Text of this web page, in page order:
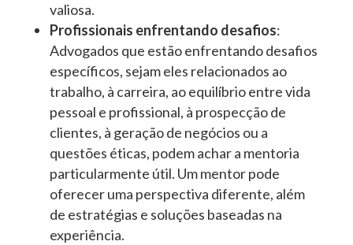
valiosa.
Profissionais enfrentando desafios:
Advogados que estão enfrentando desafios
específicos, sejam eles relacionados ao
trabalho, à carreira, ao equilíbrio entre vida
pessoal e profissional, à prospecção de
clientes, à geração de negócios ou a
questões éticas, podem achar a mentoria
particularmente útil. Um mentor pode
oferecer uma perspectiva diferente, além
de estratégias e soluções baseadas na
experiência.